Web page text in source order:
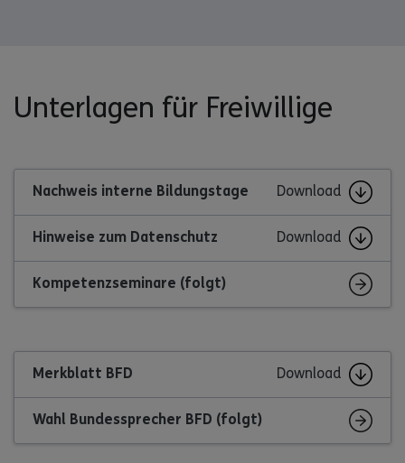
Unterlagen für Freiwillige
Nachweis interne Bildungstage Download
Hinweise zum Datenschutz Download
Kompetenzseminare (folgt)
Merkblatt BFD Download
Wahl Bundessprecher BFD (folgt)